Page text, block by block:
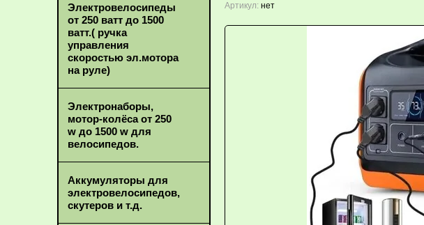
Артикул: нет
Электровелосипеды
от 250 ватт до 1500
ватт.( ручка
управления
скоростью эл.мотора
на руле)
Электронаборы,
мотор-колёса от 250
w до 1500 w для
велосипедов.
Аккумуляторы для
электровелосипедов,
скутеров и т.д.